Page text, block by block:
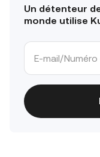
Un détenteur
monde utilise